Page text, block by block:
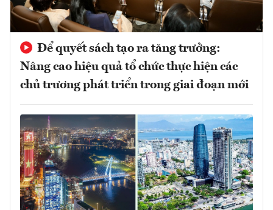
Để quyết sách tạo ra tăng trưởng:
Nâng cao hiệu quả tổ chức thực hiện các
chủ trương phát triển trong giai đoạn mới